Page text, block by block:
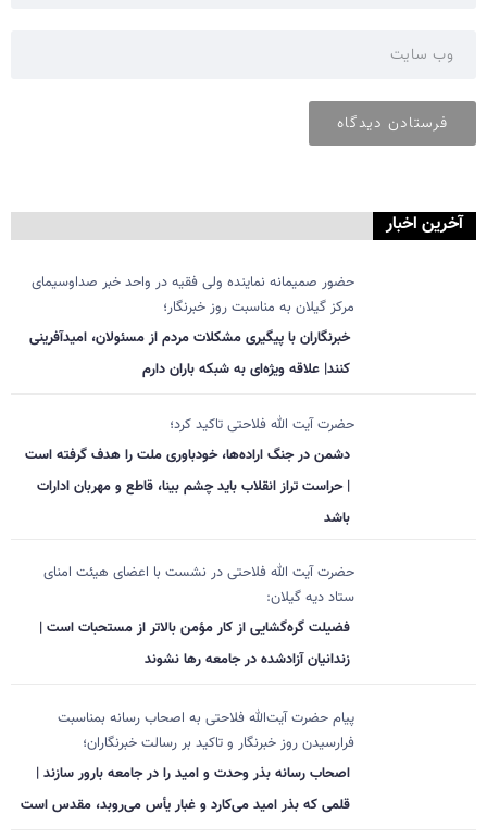
آخرین اخبار
حضور صمیمانه نماینده ولی فقیه در واحد خبر صداوسیمای
مرکز گیلان به مناسبت روز خبرنگار؛
خبرنگاران با پیگیری مشکلات مردم از مسئولان، امیدآفرینی
کنند| علاقه ویژه‌ای به شبکه باران دارم
حضرت آیت الله فلاحتی تاکید کرد؛
دشمن در جنگ اراده‌ها، خودباوری ملت را هدف گرفته است
| حراست تراز انقلاب باید چشم بینا، قاطع و مهربان ادارات
باشد
حضرت آیت الله فلاحتی در نشست با اعضای هیئت امنای
ستاد دیه گیلان:
فضیلت گره‌گشایی از کار مؤمن بالاتر از مستحبات است |
زندانیان آزادشده در جامعه رها نشوند
پیام حضرت آیت‌الله فلاحتی به اصحاب رسانه بمناسبت
فرارسیدن روز خبرنگار و تاکید بر رسالت خبرنگاران؛
اصحاب رسانه بذر وحدت و امید را در جامعه بارور سازند |
قلمی که بذر امید می‌کارد و غبار یأس می‌روبد، مقدس است